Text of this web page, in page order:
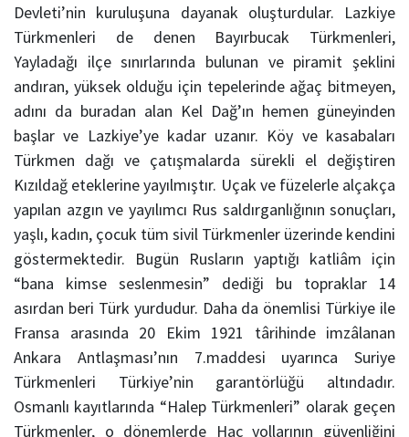
Devleti’nin kuruluşuna dayanak oluşturdular. Lazkiye
Türkmenleri de denen Bayırbucak Türkmenleri,
Yayladağı ilçe sınırlarında bulunan ve piramit şeklini
andıran, yüksek olduğu için tepelerinde ağaç bitmeyen,
adını da buradan alan Kel Dağ’ın hemen güneyinden
başlar ve Lazkiye’ye kadar uzanır. Köy ve kasabaları
Türkmen dağı ve çatışmalarda sürekli el değiştiren
Kızıldağ eteklerine yayılmıştır. Uçak ve füzelerle alçakça
yapılan azgın ve yayılımcı Rus saldırganlığının sonuçları,
yaşlı, kadın, çocuk tüm sivil Türkmenler üzerinde kendini
göstermektedir. Bugün Rusların yaptığı katliâm için
“bana kimse seslenmesin” dediği bu topraklar 14
asırdan beri Türk yurdudur. Daha da önemlisi Türkiye ile
Fransa arasında 20 Ekim 1921 târihinde imzâlanan
Ankara Antlaşması’nın 7.maddesi uyarınca Suriye
Türkmenleri Türkiye’nin garantörlüğü altındadır.
Osmanlı kayıtlarında “Halep Türkmenleri” olarak geçen
Türkmenler, o dönemlerde Hac yollarının güvenliğini